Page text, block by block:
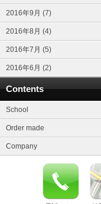
2016年9月 (7)
2016年8月 (4)
2016年7月 (5)
2016年6月 (2)
Contents
School
Order made
Company